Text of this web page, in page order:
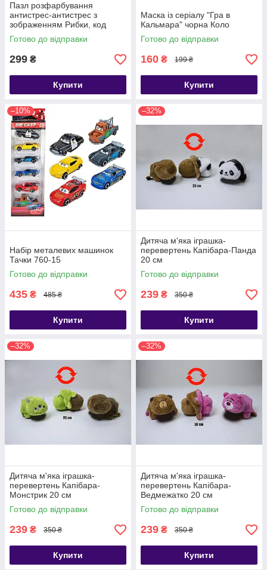
Пазл розфарбування
антистрес-антистрес з
зображенням Рибки, код
88110 (дивіться видеогляд!)
Готово до відправки
299 ₴
Купити
Маска із серіалу "Гра в
Кальмара" чорна Коло
Готово до відправки
160 ₴ 199 ₴
Купити
–10%
Набір металевих машинок
Тачки 760-15
Готово до відправки
435 ₴ 485 ₴
Купити
–32%
Дитяча м'яка іграшка-
перевертень Капібара-Панда
20 см
Готово до відправки
239 ₴ 350 ₴
Купити
–32%
Дитяча м'яка іграшка-
перевертень Капібара-
Монстрик 20 см
Готово до відправки
239 ₴ 350 ₴
Купити
–32%
Дитяча м'яка іграшка-
перевертень Капібара-
Ведмежатко 20 см
Готово до відправки
239 ₴ 350 ₴
Купити